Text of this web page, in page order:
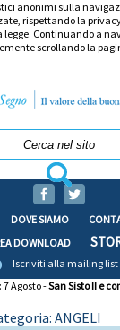
anonimi sulla
rispettando la
legge. Continuando a
scrollando la
DOVE SIAMO
DOWNLOAD
Iscriviti alla mailing list
Agosto -San Sisto II e
ANGELI